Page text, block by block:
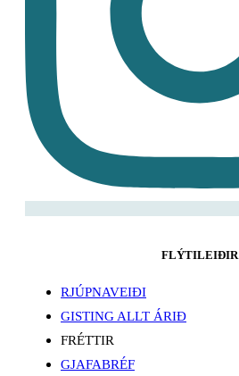
FLÝTILEIÐIR
RJÚPNAVEIÐI
GISTING ALLT ÁRIÐ
FRÉTTIR
GJAFABRÉF